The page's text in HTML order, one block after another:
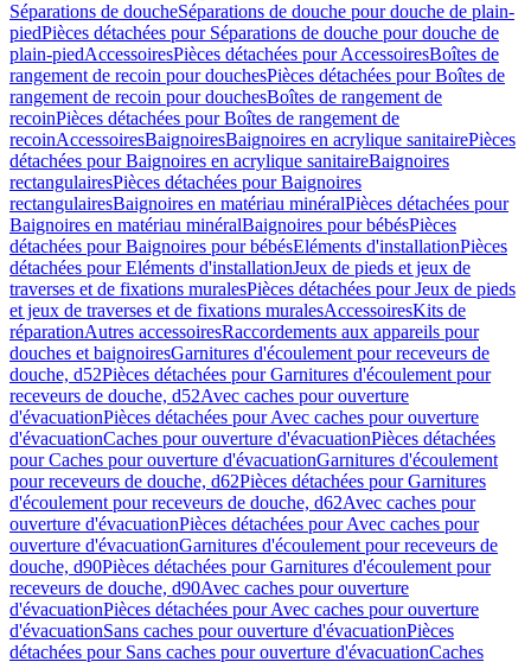
Séparations de doucheSéparations de douche pour douche de plain-
piedPièces détachées pour Séparations de douche pour douche de
plain-piedAccessoiresPièces détachées pour AccessoiresBoîtes de
rangement de recoin pour douchesPièces détachées pour Boîtes de
rangement de recoin pour douchesBoîtes de rangement de
recoinPièces détachées pour Boîtes de rangement de
recoinAccessoiresBaignoiresBaignoires en acrylique sanitairePièces
détachées pour Baignoires en acrylique sanitaireBaignoires
rectangulairesPièces détachées pour Baignoires
rectangulairesBaignoires en matériau minéralPièces détachées pour
Baignoires en matériau minéralBaignoires pour bébésPièces
détachées pour Baignoires pour bébésEléments d'installationPièces
détachées pour Eléments d'installationJeux de pieds et jeux de
traverses et de fixations muralesPièces détachées pour Jeux de pieds
et jeux de traverses et de fixations muralesAccessoiresKits de
réparationAutres accessoiresRaccordements aux appareils pour
douches et baignoiresGarnitures d'écoulement pour receveurs de
douche, d52Pièces détachées pour Garnitures d'écoulement pour
receveurs de douche, d52Avec caches pour ouverture
d'évacuationPièces détachées pour Avec caches pour ouverture
d'évacuationCaches pour ouverture d'évacuationPièces détachées
pour Caches pour ouverture d'évacuationGarnitures d'écoulement
pour receveurs de douche, d62Pièces détachées pour Garnitures
d'écoulement pour receveurs de douche, d62Avec caches pour
ouverture d'évacuationPièces détachées pour Avec caches pour
ouverture d'évacuationGarnitures d'écoulement pour receveurs de
douche, d90Pièces détachées pour Garnitures d'écoulement pour
receveurs de douche, d90Avec caches pour ouverture
d'évacuationPièces détachées pour Avec caches pour ouverture
d'évacuationSans caches pour ouverture d'évacuationPièces
détachées pour Sans caches pour ouverture d'évacuationCaches